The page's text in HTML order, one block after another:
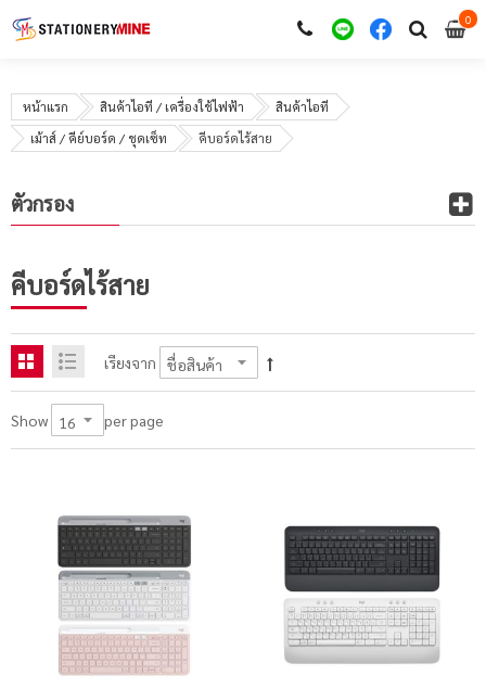
00
หน้าแรก สินค้าไอที / เครื่องใช้ไฟฟ้า
สินค้าไอที
เม้าส์ / คีย์บอร์ด / ชุดเซ็ท
คีบอร์ดไร้สาย
คีบอร์ดไร้สาย
เรียงจาก
Show per page
ตัวกรอง